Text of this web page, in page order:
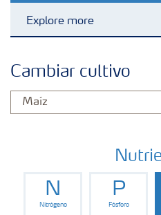
Explore more
Productos
Portafolio de Agricultura
Almacenaje y manejo de
Cambiar cultivo
N
Nitrógeno
P
Fósforo